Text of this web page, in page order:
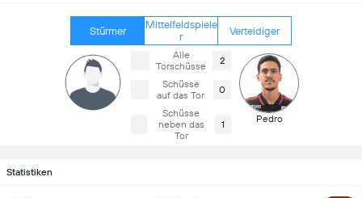
Stürmer
Mittelfeldspiele
r
Verteidiger
Alle
Torschüsse
2
Schüsse
auf das Tor
0
Schüsse
neben das
Tor
1 Pedro
Statistiken